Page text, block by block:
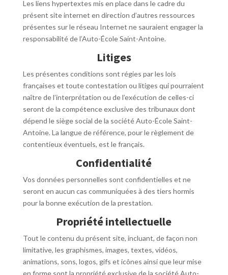
Les liens hypertextes mis en place dans le cadre du
présent site internet en direction d’autres ressources
présentes sur le réseau Internet ne sauraient engager la
responsabilité de l’Auto-École Saint-Antoine.
Litiges
Les présentes conditions sont régies par les lois
françaises et toute contestation ou litiges qui pourraient
naître de l’interprétation ou de l’exécution de celles-ci
seront de la compétence exclusive des tribunaux dont
dépend le siège social de la société Auto-École Saint-
Antoine. La langue de référence, pour le règlement de
contentieux éventuels, est le français.
Confidentialité
Vos données personnelles sont confidentielles et ne
seront en aucun cas communiquées à des tiers hormis
pour la bonne exécution de la prestation.
Propriété intellectuelle
Tout le contenu du présent site, incluant, de façon non
limitative, les graphismes, images, textes, vidéos,
animations, sons, logos, gifs et icônes ainsi que leur mise
en forme sont la propriété exclusive de la société Auto-